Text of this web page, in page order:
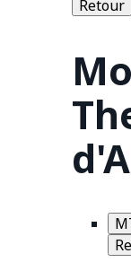
Retour